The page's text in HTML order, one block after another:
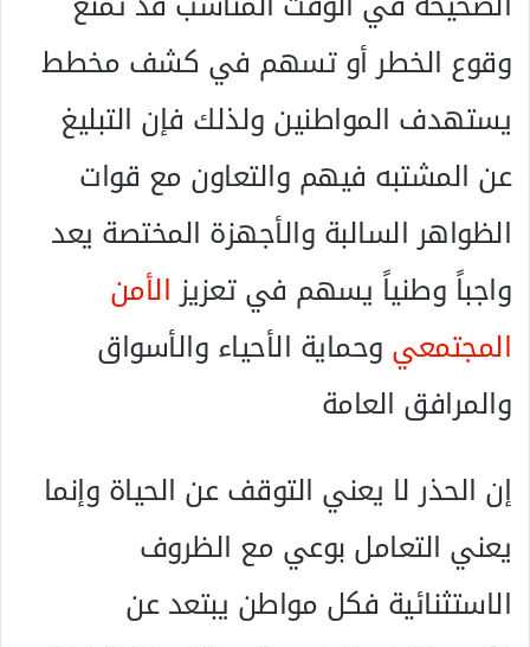
وقوع الخطر أو تسهم في كشف مخطط
يستهدف المواطنين ولذلك فإن التبليغ
عن المشتبه فيهم والتعاون مع قوات
الظواهر السالبة والأجهزة المختصة يعد
واجباً وطنياً يسهم في تعزيزالأمن
المجتمعيوحماية الأحياء والأسواق
والمرافق العامة
إن الحذر لا يعني التوقف عن الحياة وإنما
يعني التعامل بوعي مع الظروف
الاستثنائية فكل مواطن يبتعد عن